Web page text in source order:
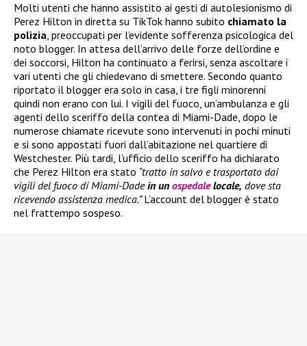
Molti utenti che hanno assistito ai gesti di autolesionismo di
Perez Hilton in diretta su TikTok hanno subito chiamato la
polizia, preoccupati per l’evidente sofferenza psicologica del
noto blogger. In attesa dell’arrivo delle forze dell’ordine e
dei soccorsi, Hilton ha continuato a ferirsi, senza ascoltare i
vari utenti che gli chiedevano di smettere. Secondo quanto
riportato il blogger era solo in casa, i tre figli minorenni
quindi non erano con lui. I vigili del fuoco, un’ambulanza e gli
agenti dello sceriffo della contea di Miami-Dade, dopo le
numerose chiamate ricevute sono intervenuti in pochi minuti
e si sono appostati fuori dall’abitazione nel quartiere di
Westchester. Più tardi, l’ufficio dello sceriffo ha dichiarato
che Perez Hilton era stato “tratto in salvo e trasportato dai
vigili del fuoco di Miami-Dadein un ospedalelocale, dove sta
ricevendo assistenza medica.”L’account del blogger è stato
nel frattempo sospeso.